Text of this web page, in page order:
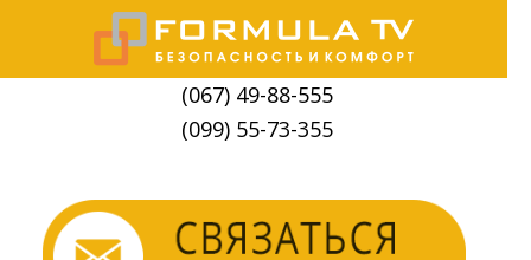
(067) 49-88-555
(099) 55-73-355